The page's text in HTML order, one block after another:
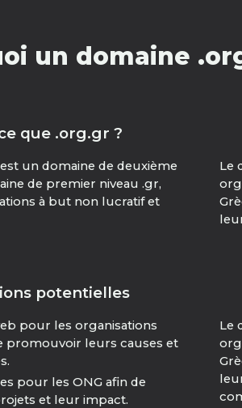
un domaine
que .org.gr ?
un domaine de deuxième
de premier niveau .gr,
à but non lucratif et
Le
potentielles
pour les organisations
promouvoir leurs causes et
pour les ONG afin de
et leur impact.
Le